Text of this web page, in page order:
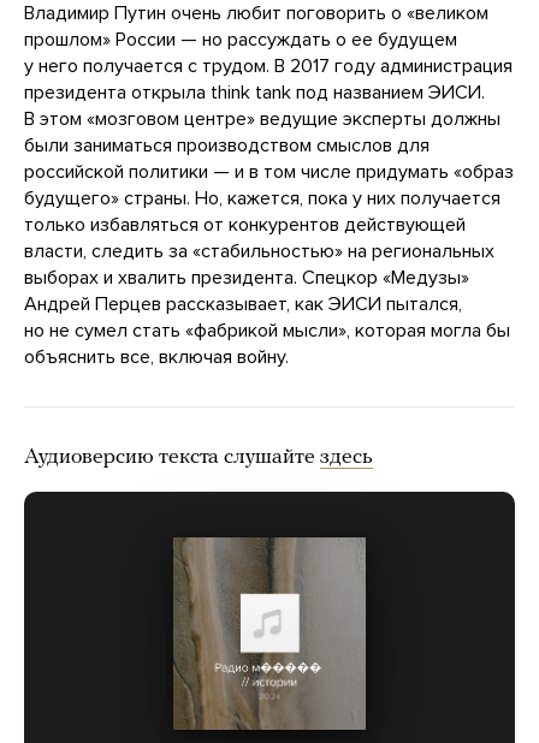
Владимир Путин очень любит поговорить о «великом
прошлом» России — но рассуждать о ее будущем
у него получается с трудом. В 2017 году администрация
президента открыла think tank под названием ЭИСИ.
В этом «мозговом центре» ведущие эксперты должны
были заниматься производством смыслов для
российской политики — и в том числе придумать «образ
будущего» страны. Но, кажется, пока у них получается
только избавляться от конкурентов действующей
власти, следить за «стабильностью» на региональных
выборах и хвалить президента. Спецкор «Медузы»
Андрей Перцев рассказывает, как ЭИСИ пытался,
но не сумел стать «фабрикой мысли», которая могла бы
объяснить все, включая войну.
Аудиоверсию текста слушайте здесь